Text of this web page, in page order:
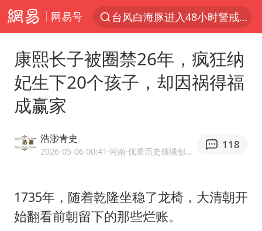
网易号
台风白海豚进入48小时警戒线
佛得角门将亮相智利俱乐部主场
中方回应是否在太平洋海底开采稀土
宇树科技王兴兴身家有望超200亿元
CIA被曝已秘密设立古巴工作组
U17国足1分钟轰2球
康熙长子被圈禁26年，疯狂纳
妃生下20个孩子，却因祸得福
成赢家
浩渺青史
2026-05-06 00:41 ·河南 ·优质历史领域创作者
118
1735年，随着乾隆坐稳了龙椅，大清朝开
始翻看前朝留下的那些烂账。